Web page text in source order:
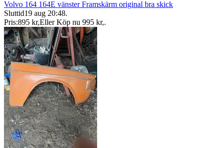
Volvo 164 164E vänster Framskärm original bra skick
Sluttid19 aug 20:48.
Pris:895 kr,Eller Köp nu 995 kr,.